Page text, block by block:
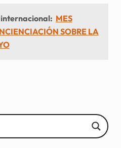
MES
SOBRE LA